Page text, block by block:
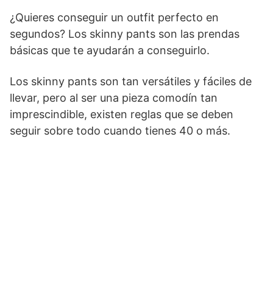
¿Quieres conseguir un outfit perfecto en
segundos? Los skinny pants son las prendas
básicas que te ayudarán a conseguirlo.
Los skinny pants son tan versátiles y fáciles de
llevar, pero al ser una pieza comodín tan
imprescindible, existen reglas que se deben
seguir sobre todo cuando tienes 40 o más.